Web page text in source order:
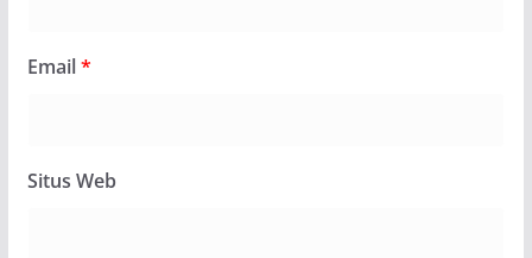
Email*
Situs Web